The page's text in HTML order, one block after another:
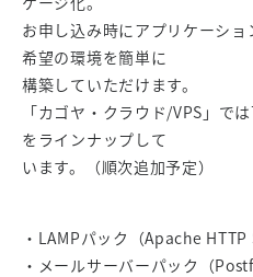
お申し込み時にアプリケーシ
希望の環境を簡単に
構築していただけます。
「カゴヤ・クラウド/VPS」で
をラインナップして
います。（順次追加予定）
・LAMPパック（Apache
・メールサーバーパック（